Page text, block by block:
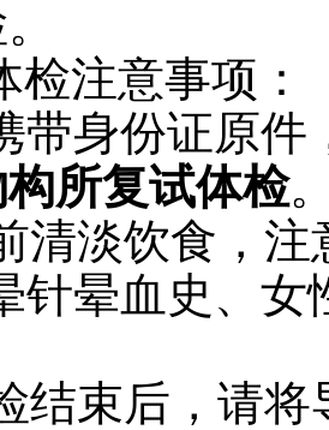
检注意事项：
带身份证原
所复试体检
清淡饮食，注
针晕血史、
结束后，请